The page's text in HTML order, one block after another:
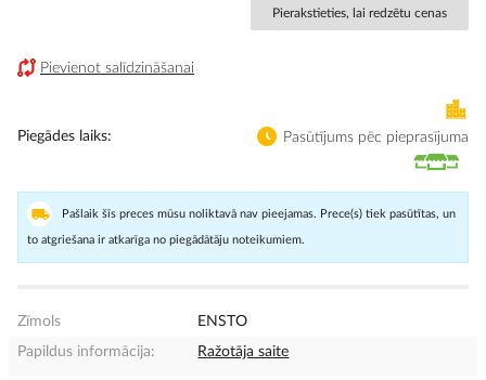
Pierakstieties, lai redzētu cenas
Pievienot salīdzināšanai
Piegādes laiks Pasūtījums pēc pieprasījuma
Pašlaik šīs preces mūsu noliktavā nav pieejamas. Prece(s) tiek pasūtītas, un
to atgriešana ir atkarīga no piegādātāju noteikumiem.
Zīmols
ENSTO
Papildus informācija:
Ražotāja saite